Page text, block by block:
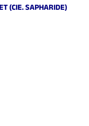
(CIE. SAPHARIDE)